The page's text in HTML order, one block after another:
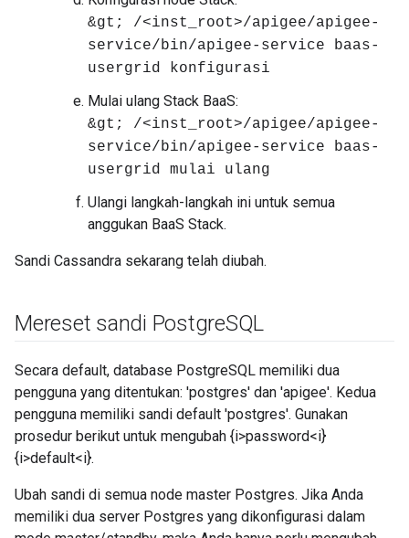
&gt; /<inst_root>/apigee/apigee-
service/bin/apigee-service baas-
usergrid konfigurasi
Mulai ulang Stack BaaS:
&gt; /<inst_root>/apigee/apigee-
service/bin/apigee-service baas-
usergrid mulai ulang
Ulangi langkah-langkah ini untuk semua
anggukan BaaS Stack.
Sandi Cassandra sekarang telah diubah.
Mereset sandi PostgreSQL
Secara default, database PostgreSQL memiliki dua
pengguna yang ditentukan: 'postgres' dan 'apigee'. Kedua
pengguna memiliki sandi default 'postgres'. Gunakan
prosedur berikut untuk mengubah {i>password<i}
{i>default<i}.
Ubah sandi di semua node master Postgres. Jika Anda
memiliki dua server Postgres yang dikonfigurasi dalam